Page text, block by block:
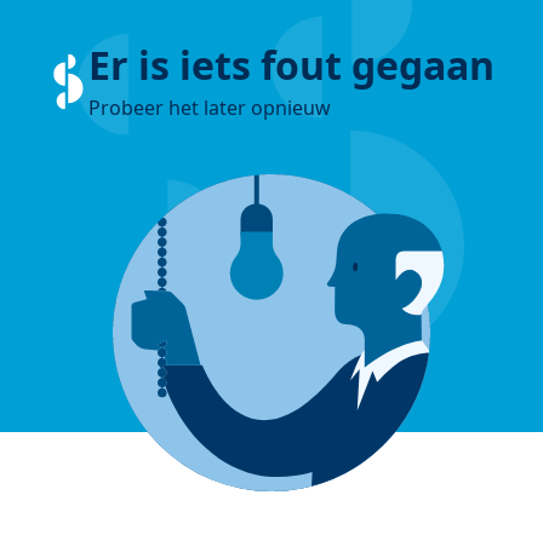
Er is iets fout gegaan
Probeer het later opnieuw